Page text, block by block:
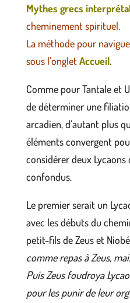
Mythes grecs
cheminement spirituel.
La méthode pour
sous l’onglet Accueil.
Comme pour Tantale et
de déterminer une
arcadien, d’autant plus
éléments convergent
considérer deux
confondus.
Le premier serait un
avec les débuts du
petit-fils de Zeus et
comme repas à Zeus,
Puis Zeus foudroya
pour les punir de leur